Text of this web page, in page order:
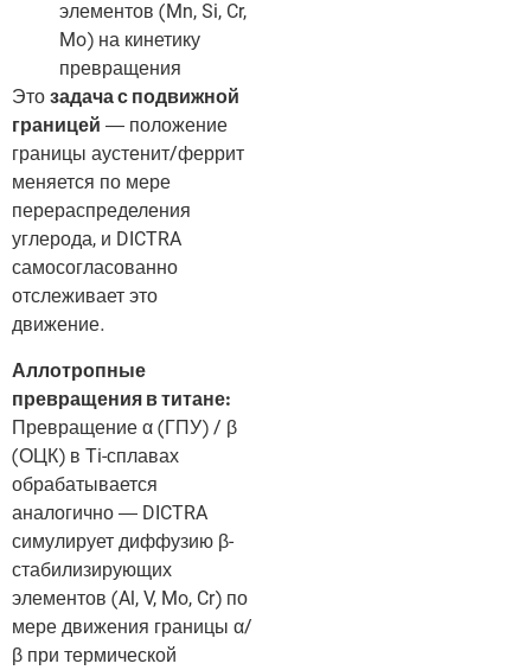
элементов (Mn, Si, Cr,
Mo) на кинетику
превращения
Это задача с подвижной
границей — положение
границы аустенит/феррит
меняется по мере
перераспределения
углерода, и DICTRA
самосогласованно
отслеживает это
движение.
Аллотропные
превращения в титане:
Превращение α (ГПУ) / β
(ОЦК) в Ti-сплавах
обрабатывается
аналогично — DICTRA
симулирует диффузию β-
стабилизирующих
элементов (Al, V, Mo, Cr) по
мере движения границы α/
β при термической